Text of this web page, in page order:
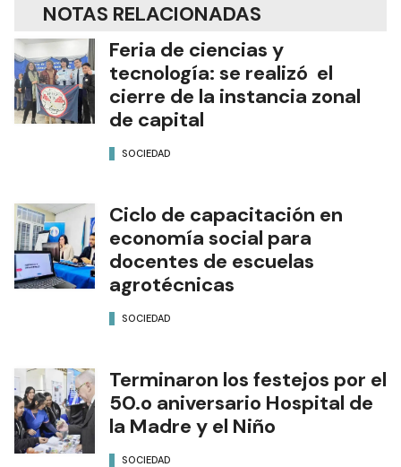
NOTAS RELACIONADAS
Feria de ciencias y
tecnología: se realizó el
cierre de la instancia zonal
de capital
SOCIEDAD
Ciclo de capacitación en
economía social para
docentes de escuelas
agrotécnicas
SOCIEDAD
Terminaron los festejos por el
50.o aniversario Hospital de
la Madre y el Niño
SOCIEDAD